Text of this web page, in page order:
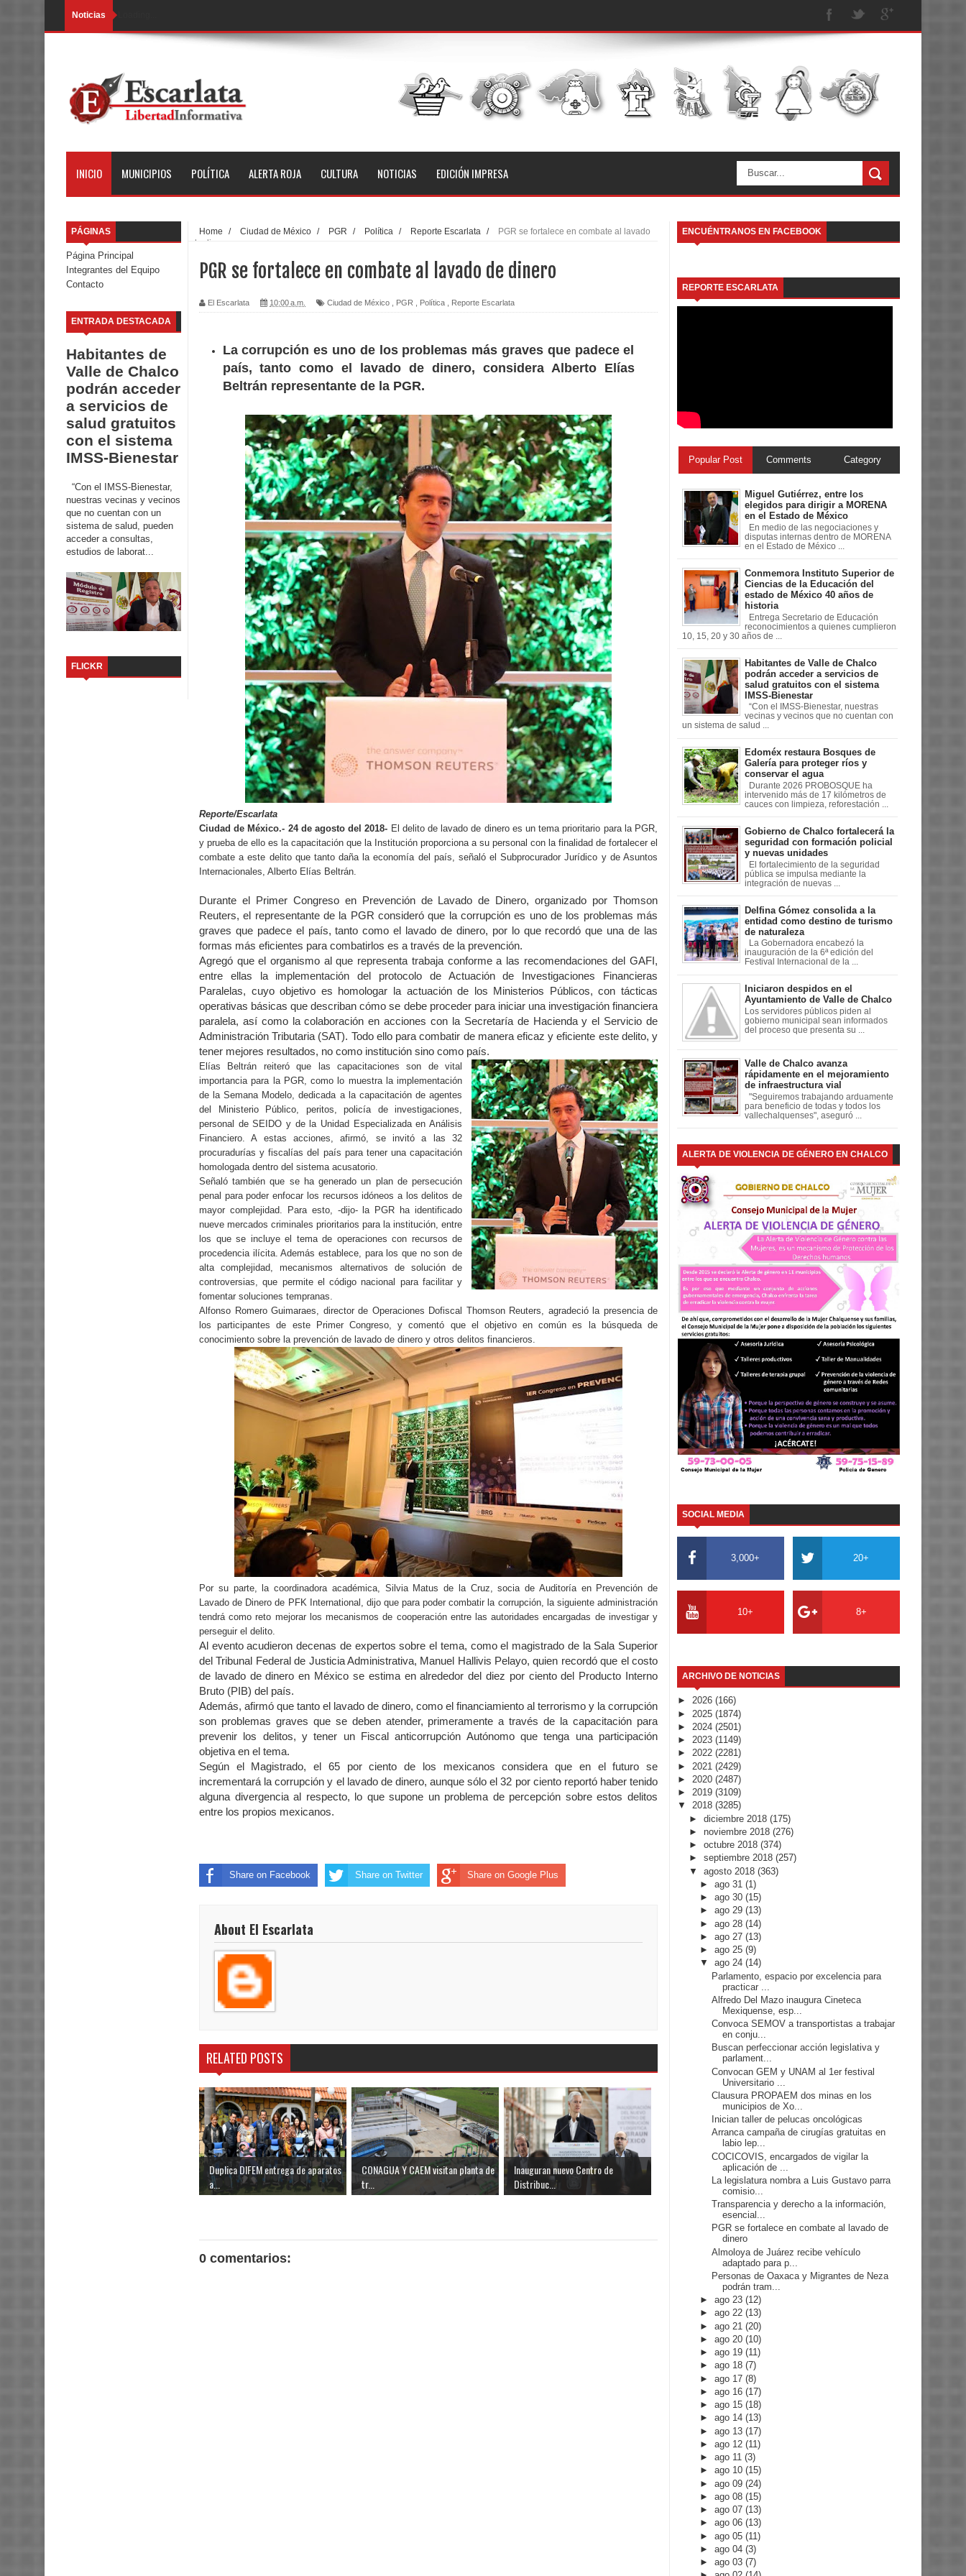
Noticias
INICIO MUNICIPIOS POLÍTICA ALERTA ROJA CULTURA NOTICIAS EDICIÓN IMPRESA
PÁGINAS
Página Principal
Integrantes del Equipo
Contacto
ENTRADA DESTACADA
Habitantes de
Valle de Chalco
podrán acceder
a servicios de
salud gratuitos
con el sistema
IMSS-Bienestar
“Con el IMSS-Bienestar,
nuestras vecinas y vecinos
que no cuentan con un
sistema de salud, pueden
acceder a consultas,
estudios de laborat...
FLICKR
Home / Ciudad de México / PGR / Política / Reporte Escarlata /
PGR se fortalece en combate al lavado
de dinero
PGR se fortalece en combate al lavado de dinero
El Escarlata 10:00 a.m. Ciudad de México PGR Política Reporte Escarlata
La ­corrupción es uno de los problemas más graves que padece el
país, tanto como el lavado de dinero, considera Alberto Elías
Beltrán representante de la PGR.
Reporte/Escarlata
Ciudad de México.- 24 de agosto del 2018- El delito de lavado de dinero es un tema prioritario para la PGR,
y prueba de ello es la capacitación que la Institución proporciona a su personal con la finalidad de fortalecer el
combate a este delito que tanto daña la economía del país, señaló el Subprocurador Jurídico y de Asuntos
Internacionales, Alberto Elías Beltrán.
Durante el Primer Congreso en Prevención de Lavado de Dinero, organizado por Thomson
Reuters, el representante de la PGR consideró que la ­corrupción es uno de los problemas más
graves que padece el país, tanto como el lavado de dinero, por lo que recordó que una de las
formas más eficientes para combatirlos es a través de la prevención.
Agregó que el organismo al que representa trabaja conforme a las recomendaciones del GAFI,
entre ellas la implementación del protocolo de Actuación de Investigaciones Financieras
Paralelas, cuyo objetivo es homologar la actuación de los Ministerios Públicos, con tácticas
operativas básicas que describan cómo se debe proceder para iniciar una investigación financiera
paralela, así como la colaboración en acciones con la Secretaría de Hacienda y el Servicio de
Administración Tributaria (SAT). Todo ello para combatir de manera eficaz y eficiente este delito, y
tener mejores resultados, no como institución sino como país.
Elías Beltrán reiteró que las capacitaciones son de vital
importancia para la PGR, como lo muestra la implementación
de la Semana Modelo, dedicada a la capacitación de agentes
del Ministerio Público, peritos, policía de investigaciones,
personal de SEIDO y de la Unidad Especializada en Análisis
Financiero. A estas acciones, afirmó, se invitó a las 32
procuradurías y fiscalías del país para tener una capacitación
homologada dentro del sistema acusatorio.
Señaló también que se ha generado un plan de persecución
penal para poder enfocar los recursos idóneos a los delitos de
mayor complejidad. Para esto, -dijo- la PGR ha identificado
nueve mercados criminales prioritarios para la institución, entre
los que se incluye el tema de operaciones con recursos de
procedencia ilícita. Además establece, para los que no son de
alta complejidad, mecanismos alternativos de solución de
controversias, que permite el código nacional para facilitar y
fomentar soluciones tempranas.
Alfonso Romero Guimaraes, director de Operaciones Dofiscal Thomson Reuters, agradeció la presencia de
los participantes de este Primer Congreso, y comentó que el objetivo en común es la búsqueda de
conocimiento sobre la prevención de lavado de dinero y otros delitos financieros.
Por su parte, la coordinadora académica, Silvia Matus de la Cruz, socia de Auditoría en Prevención de
Lavado de Dinero de PFK International, dijo que para poder combatir la corrupción, la siguiente administración
tendrá como reto mejorar los mecanismos de cooperación entre las autoridades encargadas de investigar y
perseguir el delito.
Al evento acudieron decenas de expertos sobre el tema, como el magistrado de la Sala Superior
del Tribunal Federal de Justicia Administrativa, Manuel Hallivis Pelayo, quien recordó que el costo
de lavado de dinero en México se estima en alrededor del diez por ciento del Producto Interno
Bruto (PIB) del país.
Además, afirmó que tanto el lavado de dinero, como el financiamiento al terrorismo y la ­corrupción
son problemas graves que se deben atender, primeramente a través de la capacitación para
prevenir los delitos, y tener un Fiscal anticorrupción Autónomo que tenga una participación
objetiva en el tema.
Según el Magistrado, el 65 por ciento de los mexicanos considera que en el futuro se
incrementará la corrupción y el lavado de dinero, aunque sólo el 32 por ciento reportó haber tenido
alguna divergencia al respecto, lo que supone un problema de percepción sobre estos delitos
entre los propios mexicanos.
Share on Facebook Share on Twitter Share on Google Plus
About El Escarlata
RELATED POSTS
Duplica DIFEM entrega de aparatos
a...
CONAGUA Y CAEM visitan planta de
tr...
Inauguran nuevo Centro de
Distribuc...
0 comentarios:
ENCUÉNTRANOS EN FACEBOOK
REPORTE ESCARLATA
Popular Post Comments Category
Miguel Gutiérrez, entre los
elegidos para dirigir a MORENA
en el Estado de México
En medio de las negociaciones y
disputas internas dentro de MORENA
en el Estado de México ...
Conmemora Instituto Superior de
Ciencias de la Educación del
estado de México 40 años de
historia
Entrega Secretario de Educación
reconocimientos a quienes cumplieron
10, 15, 20 y 30 años de ...
Habitantes de Valle de Chalco
podrán acceder a servicios de
salud gratuitos con el sistema
IMSS-Bienestar
“Con el IMSS-Bienestar, nuestras
vecinas y vecinos que no cuentan con
un sistema de salud ...
Edoméx restaura Bosques de
Galería para proteger ríos y
conservar el agua
Durante 2026 PROBOSQUE ha
intervenido más de 17 kilómetros de
cauces con limpieza, reforestación ...
Gobierno de Chalco fortalecerá la
seguridad con formación policial
y nuevas unidades
El fortalecimiento de la seguridad
pública se impulsa mediante la
integración de nuevas ...
Delfina Gómez consolida a la
entidad como destino de turismo
de naturaleza
La Gobernadora encabezó la
inauguración de la 6ª edición del
Festival Internacional de la ...
Iniciaron despidos en el
Ayuntamiento de Valle de Chalco
Los servidores públicos piden al
gobierno municipal sean informados
del proceso que presenta su ...
Valle de Chalco avanza
rápidamente en el mejoramiento
de infraestructura vial
"Seguiremos trabajando arduamente
para beneficio de todas y todos los
vallechalquenses", aseguró ...
ALERTA DE VIOLENCIA DE GÉNERO EN CHALCO
SOCIAL MEDIA
3,000+ 20+
10+ 8+
ARCHIVO DE NOTICIAS
► 2026 (166)
► 2025 (1874)
► 2024 (2501)
► 2023 (1149)
► 2022 (2281)
► 2021 (2429)
► 2020 (2487)
► 2019 (3109)
▼ 2018 (3285)
► diciembre 2018 (175)
► noviembre 2018 (276)
► octubre 2018 (374)
► septiembre 2018 (257)
▼ agosto 2018 (363)
►ago 31(1)
►ago 30(15)
►ago 29(13)
►ago 28(14)
►ago 27(13)
►ago 25(9)
▼ago 24(14)
Parlamento, espacio por excelencia para
practicar ...
Alfredo Del Mazo inaugura Cineteca
Mexiquense, esp...
Convoca SEMOV a transportistas a trabajar
en conju...
Buscan perfeccionar acción legislativa y
parlament...
Convocan GEM y UNAM al 1er festival
Universitario ...
Clausura PROPAEM dos minas en los
municipios de Xo...
Inician taller de pelucas oncológicas
Arranca campaña de cirugías gratuitas en
labio lep...
COCICOVIS, encargados de vigilar la
aplicación de ...
La legislatura nombra a Luis Gustavo parra
comisio...
Transparencia y derecho a la información,
esencial...
PGR se fortalece en combate al lavado de
dinero
Almoloya de Juárez recibe vehículo
adaptado para p...
Personas de Oaxaca y Migrantes de Neza
podrán tram...
►ago 23(12)
►ago 22(13)
►ago 21(20)
►ago 20(10)
►ago 19(11)
►ago 18(7)
►ago 17(8)
►ago 16(17)
►ago 15(18)
►ago 14(13)
►ago 13(17)
►ago 12(11)
►ago 11(3)
►ago 10(15)
►ago 09(24)
►ago 08(15)
►ago 07(13)
►ago 06(13)
►ago 05(11)
►ago 04(3)
►ago 03(7)